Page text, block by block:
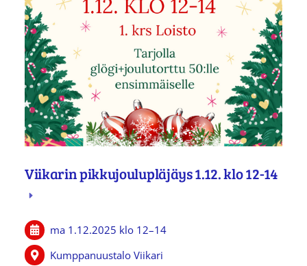
Viikarin pikkujoulupläjäys 1.12. klo 12-14
ma 1.12.2025 klo 12–14
Kumppanuustalo Viikari